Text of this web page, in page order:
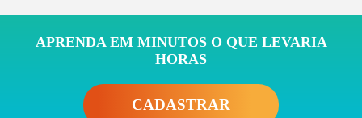
APRENDA EM MINUTOS O QUE LEVARIA
HORAS
CADASTRAR